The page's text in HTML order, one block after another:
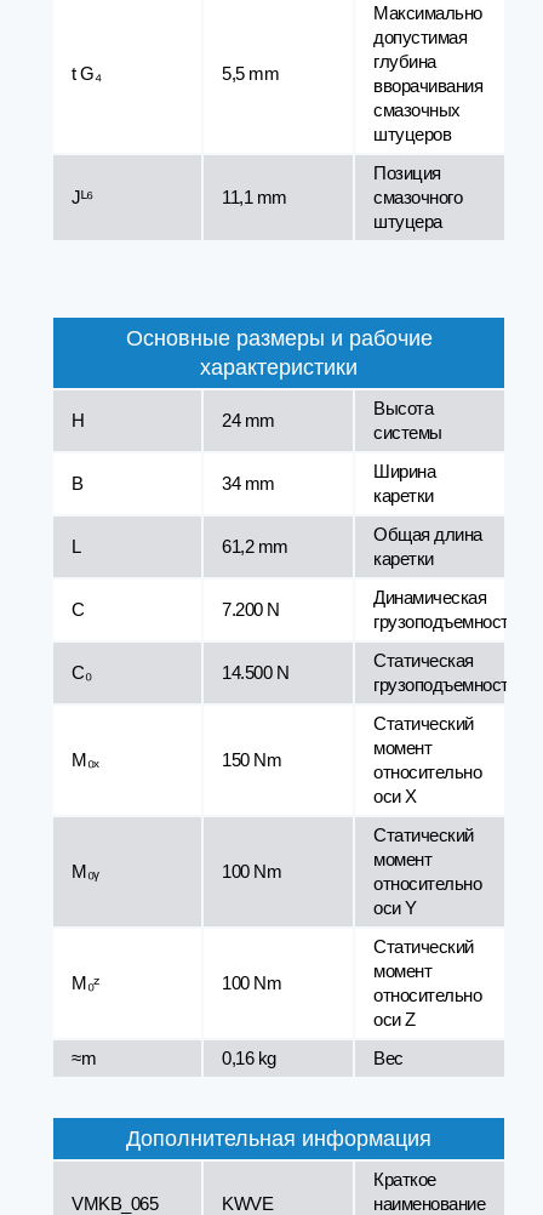
t G₄ 5,5 mm
Максимально
допустимая
глубина
вворачивания
смазочных
штуцеров
Jᴸ⁶ 11,1 mm
Позиция
смазочного
штуцера
Основные размеры и рабочие
характеристики
H 24 mm
Высота
системы
B 34 mm
Ширина
каретки
L 61,2 mm
Общая длина
каретки
C 7.200 N
Динамическая
грузоподъемность¹
C₀ 14.500 N
Статическая
грузоподъемность¹
M₀ₓ 150 Nm
Статический
момент
относительно
оси X
M₀ᵧ 100 Nm
Статический
момент
относительно
оси Y
M₀ᶻ 100 Nm
Статический
момент
относительно
оси Z
≈m
0,16 kg Вес
Дополнительная информация
VMKB_065 KWVE
Краткое
наименование